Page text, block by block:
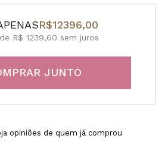
R$12396,00
R$ 1239,60 sem juros
JUNTO
opiniões de quem já comprou